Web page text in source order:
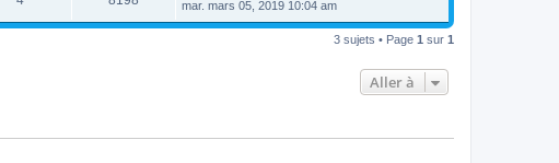
n
e
s
s
e
r
é
s
u
e
n
a
mar. mars 05, 2019 10:04 am
3 sujets • Page 1 sur 1
Aller à